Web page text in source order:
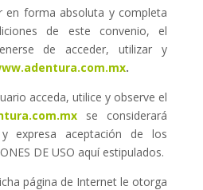
en forma absoluta y completa
de este convenio, el
de acceder, utilizar y
.
acceda, utilice y observe el
se considerará
expresa aceptación de los
DE USO aquí estipulados.
página de Internet le otorga